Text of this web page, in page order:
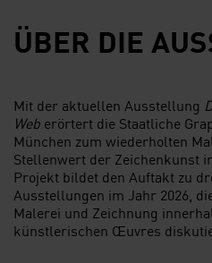
ÜBER DIE
Mit der aktuellen Ausstellung
Web erörtert die Staatliche
München zum wiederholten
Stellenwert der Zeichenkunst
Projekt bildet den Auftakt zu
Ausstellungen im Jahr 2026,
Malerei und Zeichnung
künstlerischen Œuvres